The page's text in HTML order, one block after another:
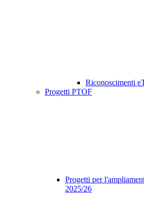
Riconoscimenti
Progetti PTOF
Progetti per
2025/26